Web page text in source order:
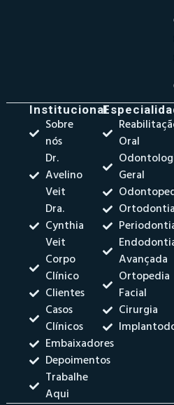
Institucional
Sobre
nós
Dr.
Avelino
Veit
Dra.
Cynthia
Veit
Corpo
Clínico
Clientes
Casos
Clínicos
Embaixadores
Depoimentos
Trabalhe
Aqui
Oral
Geral
Ortodontia
Avançada
Ortopedia
Facial
Cirurgia